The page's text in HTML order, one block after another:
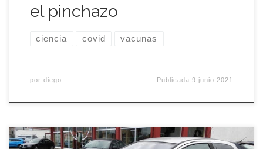
el pinchazo
ciencia covid vacunas
por diego Publicada9 junio 2021